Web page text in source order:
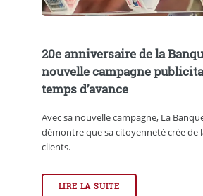
20e anniversaire de la
nouvelle campagne
temps d’avance
Avec sa nouvelle campagne, La
démontre que sa citoyenneté crée de
clients.
LIRE LA SUITE